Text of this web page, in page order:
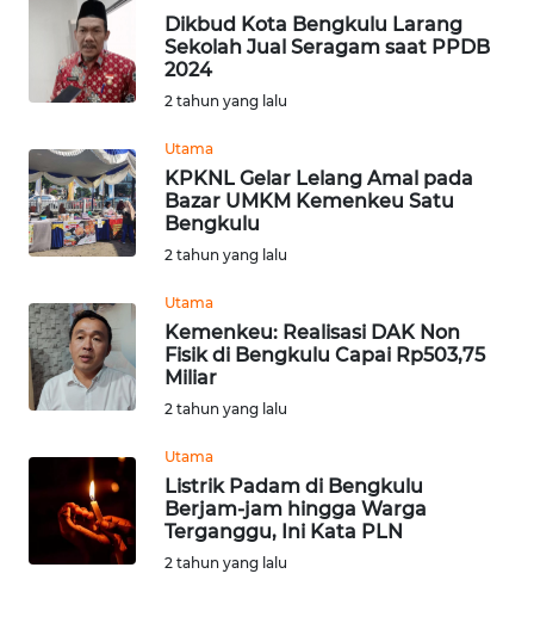
Dikbud Kota Bengkulu Larang
Sekolah Jual Seragam saat PPDB
2024
2 tahun yang lalu
Utama
KPKNL Gelar Lelang Amal pada
Bazar UMKM Kemenkeu Satu
Bengkulu
2 tahun yang lalu
Utama
Kemenkeu: Realisasi DAK Non
Fisik di Bengkulu Capai Rp503,75
Miliar
2 tahun yang lalu
Utama
Listrik Padam di Bengkulu
Berjam-jam hingga Warga
Terganggu, Ini Kata PLN
2 tahun yang lalu
WN
KALTARA
KALSEL
WN
KALTIM
WN
SULSEL
WN
WN
SULUT